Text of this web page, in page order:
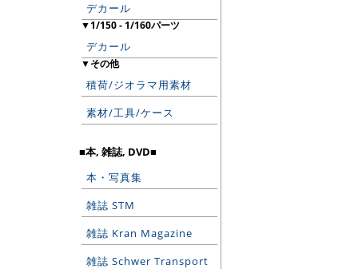
デカール
▼1/150 - 1/160パーツ
デカール
▼その他
積荷/ジオラマ用素材
素材/工具/ケース
■本, 雑誌, DVD■
本・写真集
雑誌 STM
雑誌 Kran Magazine
雑誌 Schwer Transport